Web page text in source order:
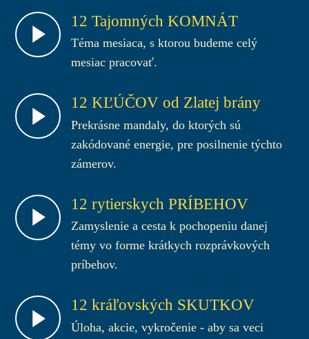
12 Tajomných KOMNÁT
Téma mesiaca, s ktorou budeme celý
mesiac pracovať.
12 KĽÚČOV od Zlatej brány
Prekrásne mandaly, do ktorých sú
zakódované energie, pre posilnenie týchto
zámerov.
12 rytierskych PRÍBEHOV
Zamyslenie a cesta k pochopeniu danej
témy vo forme krátkych rozprávkových
príbehov.
12 kráľovských SKUTKOV
Úloha, akcie, vykročenie - aby sa veci